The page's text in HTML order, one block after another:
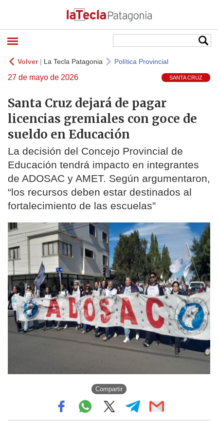
Volver| La Tecla Patagonia Política Provincial
27 de mayo de 2026 SANTA CRUZ
Santa Cruz dejará de pagar
licencias gremiales con goce de
sueldo en Educación
La decisión del Concejo Provincial de
Educación tendrá impacto en integrantes
de ADOSAC y AMET. Según argumentaron,
“los recursos deben estar destinados al
fortalecimiento de las escuelas”
Compartir